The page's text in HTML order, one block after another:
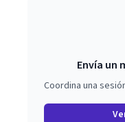
Envía un
Coordina una